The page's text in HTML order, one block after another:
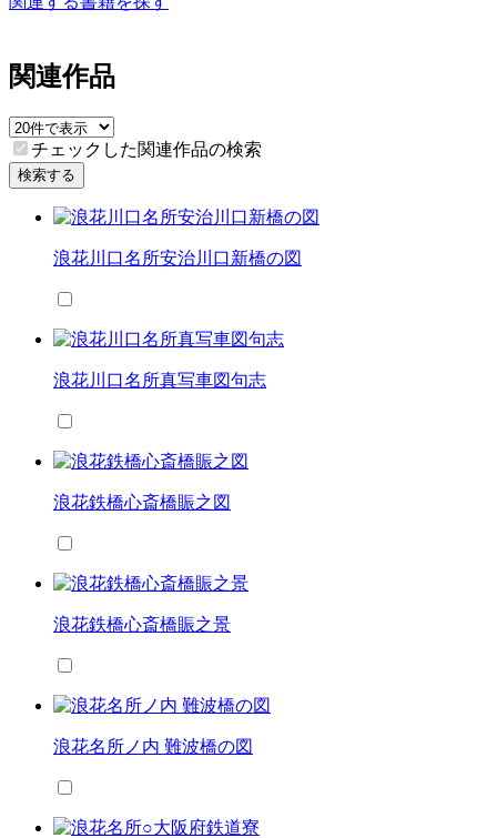
関連作品
チェックした関連作品の検索
検索する
浪花川口名所安治川口新橋の図
浪花川口名所真写車図句志
浪花鉄橋心斎橋賑之図
浪花鉄橋心斎橋賑之景
浪花名所ノ内 難波橋の図